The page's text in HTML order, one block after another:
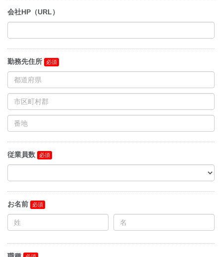
会社HP（URL）
勤務先住所
従業員数
お名前